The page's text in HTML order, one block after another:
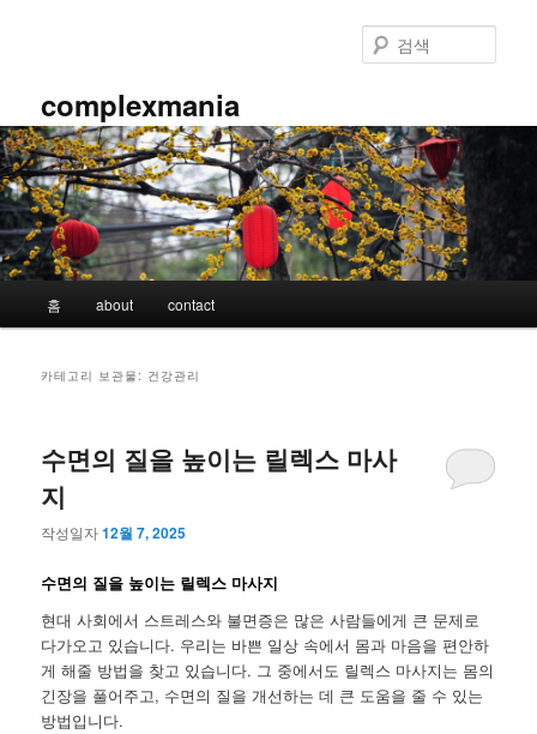
츠
로
뛰
어
넘
기
츠
로
뛰
어
넘
기
complexmania
색
홈 about contact
카테고리 보관물: 건강관리
수면의 질을 높이는 릴렉스 마사
지
작성일자12월 7, 2025
수면의 질을 높이는 릴렉스 마사지
현대 사회에서 스트레스와 불면증은 많은 사람들에게 큰 문제로
다가오고 있습니다. 우리는 바쁜 일상 속에서 몸과 마음을 편안하
게 해줄 방법을 찾고 있습니다. 그 중에서도 릴렉스 마사지는 몸의
긴장을 풀어주고, 수면의 질을 개선하는 데 큰 도움을 줄 수 있는
방법입니다.